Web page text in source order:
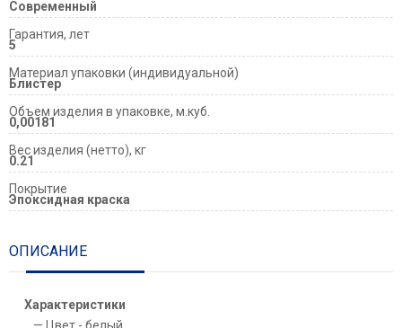
Современный
Гарантия, лет
5
Материал упаковки (индивидуальной)
Блистер
Объем изделия в упаковке, м.куб.
0,00181
Вес изделия (нетто), кг
0.21
Покрытие
Эпоксидная краска
ОПИСАНИЕ
Характеристики
Цвет - белый